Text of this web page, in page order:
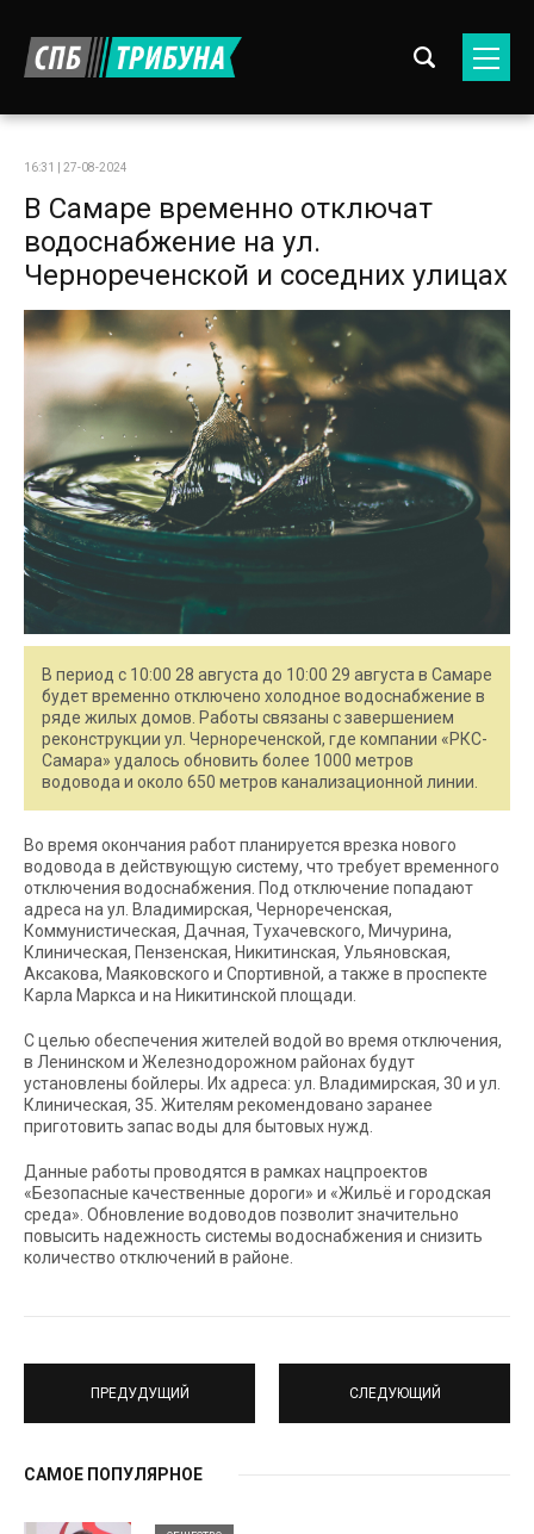
16:31 | 27-08-2024
В Самаре временно отключат
водоснабжение на ул.
Чернореченской и соседних улицах
В период с 10:00 28 августа до 10:00 29 августа в Самаре
будет временно отключено холодное водоснабжение в
ряде жилых домов. Работы связаны с завершением
реконструкции ул. Чернореченской, где компании «РКС-
Самара» удалось обновить более 1000 метров
водовода и около 650 метров канализационной линии.
Во время окончания работ планируется врезка нового
водовода в действующую систему, что требует временного
отключения водоснабжения. Под отключение попадают
адреса на ул. Владимирская, Чернореченская,
Коммунистическая, Дачная, Тухачевского, Мичурина,
Клиническая, Пензенская, Никитинская, Ульяновская,
Аксакова, Маяковского и Спортивной, а также в проспекте
Карла Маркса и на Никитинской площади.
С целью обеспечения жителей водой во время отключения,
в Ленинском и Железнодорожном районах будут
установлены бойлеры. Их адреса: ул. Владимирская, 30 и ул.
Клиническая, 35. Жителям рекомендовано заранее
приготовить запас воды для бытовых нужд.
Данные работы проводятся в рамках нацпроектов
«Безопасные качественные дороги» и «Жильё и городская
среда». Обновление водоводов позволит значительно
повысить надежность системы водоснабжения и снизить
количество отключений в районе.
ПРЕДУДУЩИЙ СЛЕДУЮЩИЙ
САМОЕ ПОПУЛЯРНОЕ